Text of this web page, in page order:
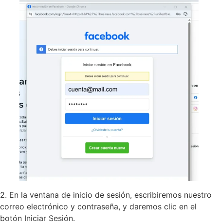
2. En la ventana de inicio de sesión, escribiremos nuestro
correo electrónico y contraseña, y daremos clic en el
botón Iniciar Sesión.